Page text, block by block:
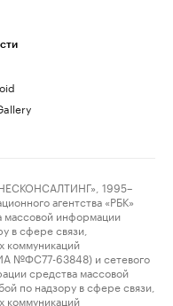
1995–
агентства «РБК»
массовой информации
в сфере связи,
коммуникаций
№ФС77-63848) и сетевого
средства массовой
по надзору в сфере связи,
коммуникаций